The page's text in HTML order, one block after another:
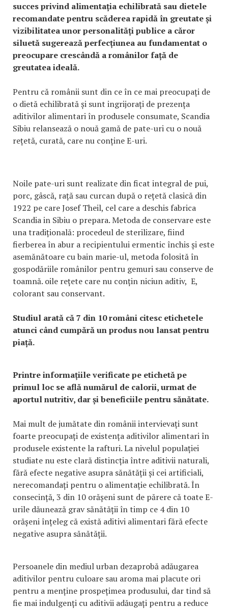
succes privind alimentația echilibrată sau dietele
recomandate pentru scăderea rapidă în greutate și
vizibilitatea unor personalități publice a căror
siluetă sugerează perfecțiunea au fundamentat o
preocupare crescândă a românilor față de
greutatea ideală.
Pentru că românii sunt din ce în ce mai preocupați de
o dietă echilibrată și sunt ingrijorați de prezența
aditivilor alimentari în produsele consumate, Scandia
Sibiu relansează o nouă gamă de pate-uri cu o nouă
rețetă, curată, care nu conține E-uri.
Noile pate-uri sunt realizate din ficat integral de pui,
porc, gâscă, rață sau curcan după o rețetă clasică din
1922 pe care Josef Theil, cel care a deschis fabrica
Scandia in Sibiu o prepara. Metoda de conservare este
una tradițională: procedeul de sterilizare, fiind
fierberea în abur a recipientului ermentic închis și este
asemănătoare cu bain marie-ul, metoda folosită în
gospodăriile românilor pentru gemuri sau conserve de
toamnă. oile rețete care nu conțin niciun aditiv, E,
colorant sau conservant.
Studiul arată că 7 din 10 români citesc etichetele
atunci când cumpără un produs nou lansat pentru
piață.
Printre informațiile verificate pe etichetă pe
primul loc se află numărul de calorii, urmat de
aportul nutritiv, dar și beneficiile pentru sănătate.
Mai mult de jumătate din românii intervievați sunt
foarte preocupați de existența aditivilor alimentari în
produsele existente la rafturi. La nivelul populației
studiate nu este clară distincția între aditivii naturali,
fără efecte negative asupra sănătății și cei artificiali,
nerecomandați pentru o alimentație echilibrată. În
consecință, 3 din 10 orășeni sunt de părere că toate E-
urile dăunează grav sănătății în timp ce 4 din 10
orășeni înțeleg că există aditivi alimentari fără efecte
negative asupra sănătății.
Persoanele din mediul urban dezaprobă adăugarea
aditivilor pentru culoare sau aroma mai placute ori
pentru a menține prospețimea produsului, dar tind să
fie mai indulgenți cu aditivii adăugați pentru a reduce